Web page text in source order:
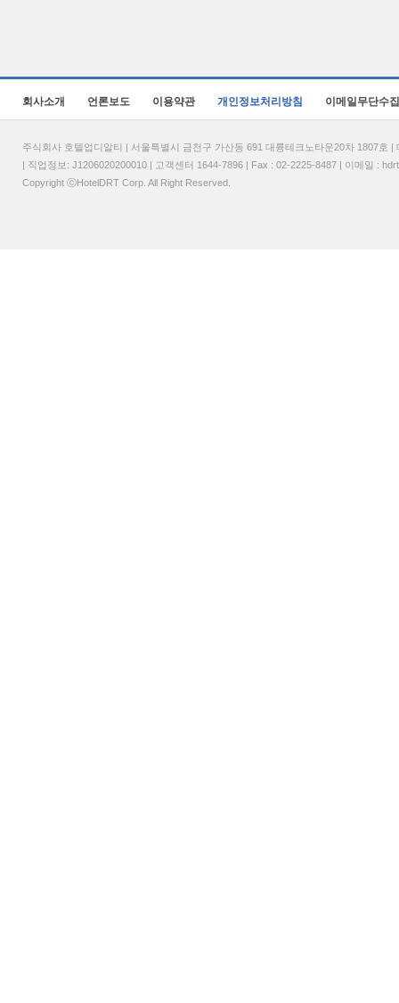
회사소개 언론보도 이용약관 개인정보처리방침 이메일무단수
주식회사 호텔업디알티 | 서울특별시 금천구 가산동 691 대륭테크노타운20차 1807
| 직업정보: J1206020200010 | 고객센터 1644-7896 | Fax : 02-2225-8487 | 이메일 :
Copyright ⓒHotelDRT Corp. All Right Reserved.